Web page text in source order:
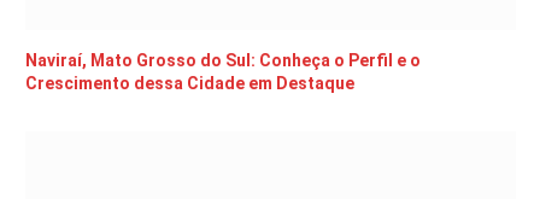
Naviraí, Mato Grosso do Sul: Conheça o Perfil e o
Crescimento dessa Cidade em Destaque